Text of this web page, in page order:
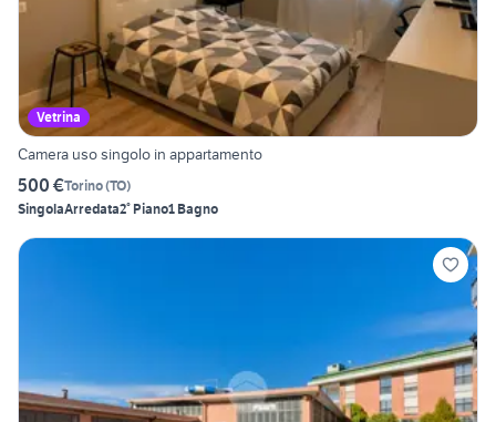
Vetrina
Camera uso singolo in appartamento
500 €Torino(TO)
SingolaArredata2° Piano1 Bagno